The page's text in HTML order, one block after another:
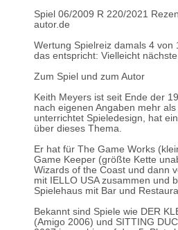
Spiel 06/2009 R 220/2021
autor.de
Wertung Spielreiz damals 4 von
das entspricht: Vielleicht
Zum Spiel und zum Autor
Keith Meyers ist seit Ende der
nach eigenen Angaben mehr
unterrichtet Spieledesign, hat
über dieses Thema.
Er hat für The Game Works
Game Keeper (größte Kette
Wizards of the Coast und dann
mit IELLO USA zusammen und
Spielehaus mit Bar und
Bekannt sind Spiele wie DER
(Amigo 2006) und SITTING